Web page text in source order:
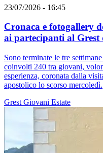
23/07/2026 - 16:45
Cronaca e fotogallery
ai partecipanti al
Sono terminate le tre
coinvolti 240 tra giovani,
esperienza, coronata dalla
apostolico lo scorso mercoledì.
Grest Giovani Estate